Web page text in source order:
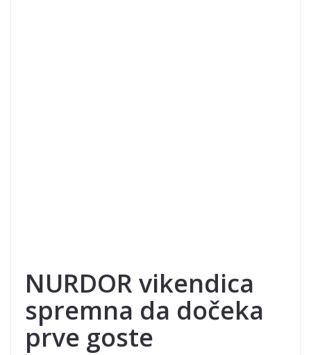
NURDOR vikendica
spremna da dočeka
prve goste